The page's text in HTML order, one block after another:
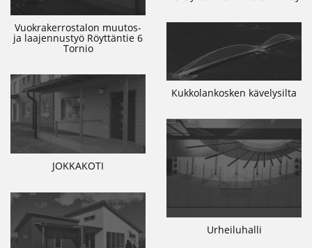
Vuokrakerrostalon muutos-
ja laajennustyö Röyttäntie 6
Tornio
Kukkolankosken kävelysilta
JOKKAKOTI
Urheiluhalli